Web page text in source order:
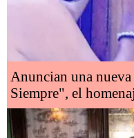
Anuncian una
Siempre", el